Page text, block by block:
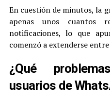
En cuestión de minutos, la
apenas unos cuantos
notificaciones, lo que
comenzó a extenderse
¿Qué
usuarios de